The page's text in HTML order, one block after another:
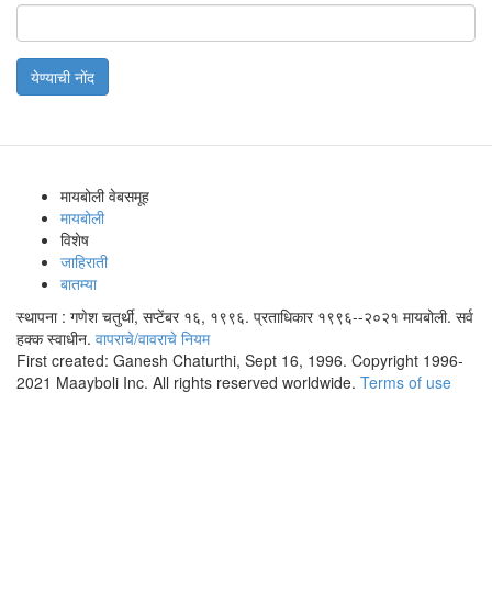
येण्याची नोंद
मायबोली वेबसमूह
मायबोली
विशेष
जाहिराती
बातम्या
स्थापना : गणेश चतुर्थी, सप्टेंबर १६, १९९६. प्रताधिकार १९९६--२०२१ मायबोली. सर्व
हक्क स्वाधीन. वापराचे/वावराचे नियम
First created: Ganesh Chaturthi, Sept 16, 1996. Copyright 1996-
2021 Maayboli Inc. All rights reserved worldwide. Terms of use